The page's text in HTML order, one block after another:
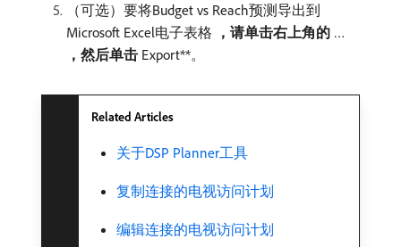
（可选）要将Budget vs Reach预测导出到
Microsoft Excel电子表格​ ，请单击右上角的​ ​…​
，然后单击​ ​Export**。
Related Articles
关于DSP Planner工具
复制连接的电视访问计划
编辑连接的电视访问计划